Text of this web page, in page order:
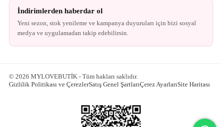
İndirimlerden haberdar ol
Yeni sezon, stok yenileme ve kampanya duyuruları için bizi sosyal
medya ve uygulamadan takip edebilirsin.
© 2026 MYLOVEBUTİK - Tüm hakları saklıdır.
Gizlilik Politikası ve ÇerezlerSatış Genel ŞartlarıÇerez AyarlarıSite Haritası